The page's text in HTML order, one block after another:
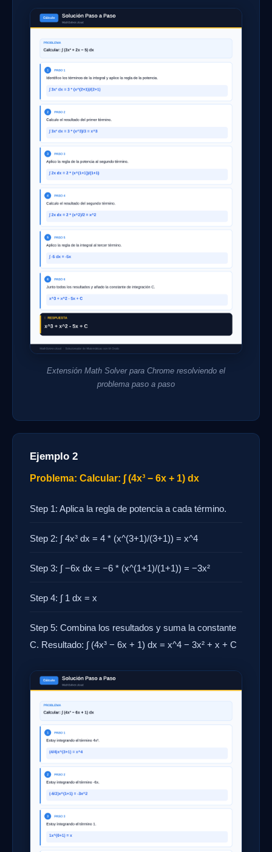
Extensión Math Solver para Chrome resolviendo el
problema paso a paso
Ejemplo 2
Problema: Calcular: ∫ (4x³ − 6x + 1) dx
Step 1: Aplica la regla de potencia a cada término.
Step 2: ∫ 4x³ dx = 4 * (x^(3+1)/(3+1)) = x^4
Step 3: ∫ −6x dx = −6 * (x^(1+1)/(1+1)) = −3x²
Step 4: ∫ 1 dx = x
Step 5: Combina los resultados y suma la constante
C. Resultado: ∫ (4x³ − 6x + 1) dx = x^4 − 3x² + x + C